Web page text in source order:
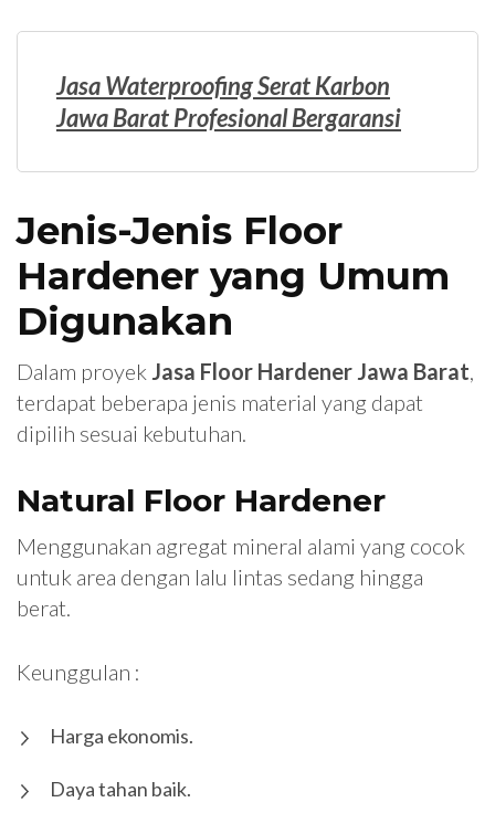
Jasa Waterproofing Serat Karbon
Jawa Barat Profesional Bergaransi
Jenis-Jenis Floor
Hardener yang Umum
Digunakan
Dalam proyek Jasa Floor Hardener Jawa Barat,
terdapat beberapa jenis material yang dapat
dipilih sesuai kebutuhan.
Natural Floor Hardener
Menggunakan agregat mineral alami yang cocok
untuk area dengan lalu lintas sedang hingga
berat.
Keunggulan :
Harga ekonomis.
Daya tahan baik.